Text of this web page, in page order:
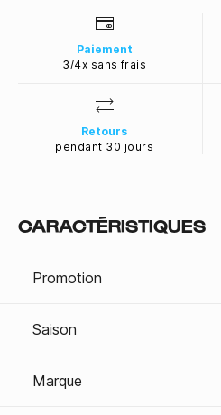
Paiement
3/4x sans frais
Retours
pendant 30 jours
CARACTÉRISTIQUES
Promotion
Saison
Marque